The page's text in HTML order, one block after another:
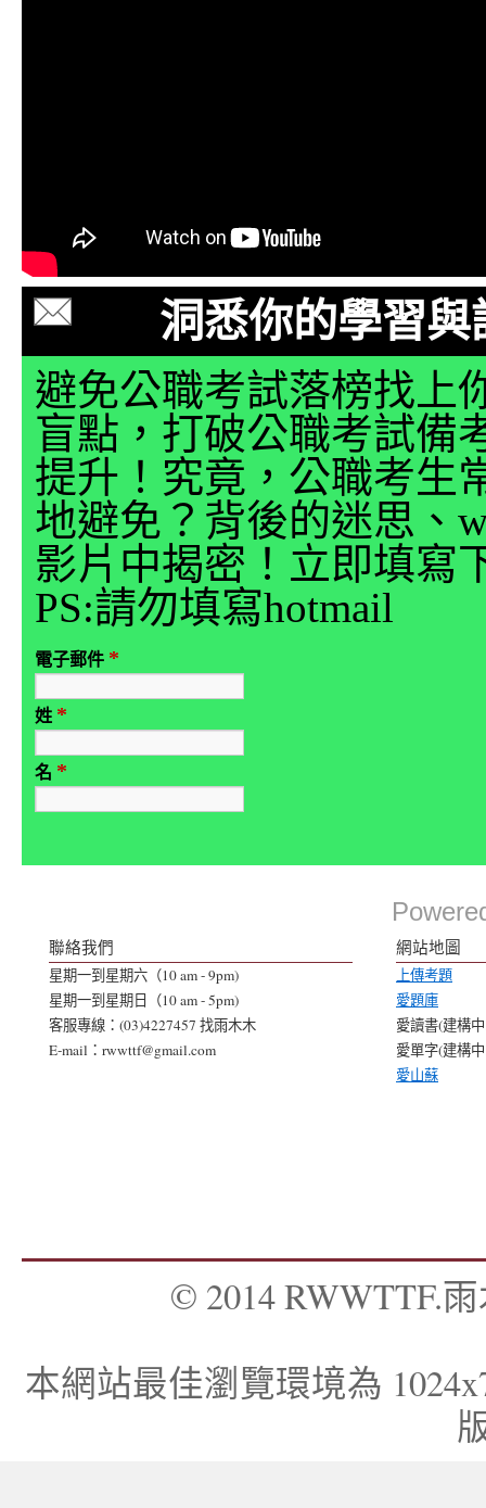
洞悉你的學習
避免公職考試落榜找上
盲點，打破公職考試備
提升！究竟，公職考生
地避免？背後的迷思、
影片中揭密！立即填寫
PS:請勿填寫hotmail
電子郵件 *
姓 *
名 *
聯絡我們
星期一到星期六（10 am - 9pm)
星期一到星期日（10 am - 5pm)
客服專線：(03)4227457 找雨木木
E-mail：rwwttf@gmail.com
網站地圖
上傳考題
愛題庫
愛讀書(建構
愛單字(建構
愛山蘇
© 2014 RWWTTF.
本網站最佳瀏覽環境為